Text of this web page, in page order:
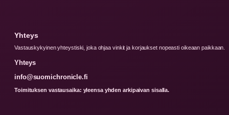
Yhteys
Vastauskykyinen yhteystiski, joka ohjaa vinkit ja korjaukset nopeasti oikeaan paikkaan.
Yhteys
info@suomichronicle.fi
Toimituksen vastausaika: yleensa yhden arkipaivan sisalla.